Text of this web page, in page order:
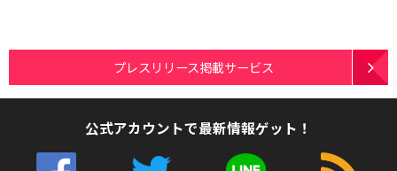
プレスリリース掲載サービス
公式アカウントで最新情報ゲット！